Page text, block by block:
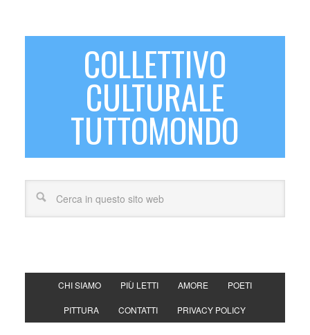
COLLETTIVO
CULTURALE
TUTTOMONDO
CHI SIAMO PIÙ LETTI AMORE POETI
PITTURA CONTATTI PRIVACY POLICY